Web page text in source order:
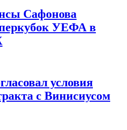
Сафонова
УЕФА в
условия
с Винисиусом